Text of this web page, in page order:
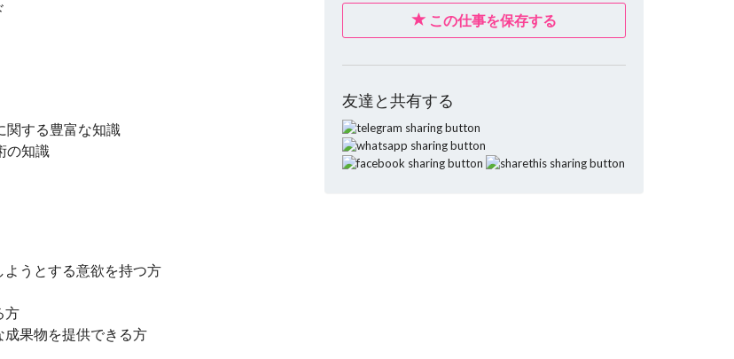
関する豊富な知識
の知識
うとする意欲を持つ方
方
果物を提供できる方
この仕事を保存する
友達と共有する